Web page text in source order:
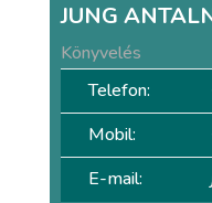
JUNG
Könyvelés
Telefon:
Mobil:
E-mail: